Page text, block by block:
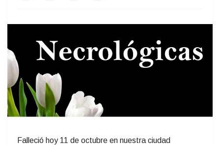
Falleció hoy 11 de octubre en nuestra ciudad